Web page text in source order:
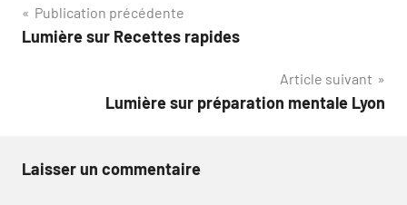
Navigation
de
Publication précédente
Lumière sur Recettes rapides
Article suivant
Lumière sur préparation mentale Lyon
Laisser un commentaire